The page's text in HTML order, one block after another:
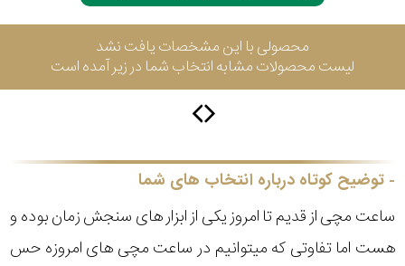
محصولی با این مشخصات یافت نشد
لیست محصولات مشابه انتخاب شما در زیر آمده است
توضیح کوتاه درباره انتخاب های شما
ساعت مچی از قدیم تا امروز یکی از ابزار های سنجش زمان بوده و
هست اما تفاوتی که میتوانیم در ساعت مچی های امروزه حس
سیکو
سیتیزن
اورینت
پیلار